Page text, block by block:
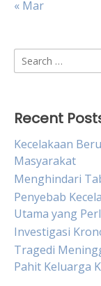
« Mar
Search
for:
Recent
Kecelakaan
Masyarakat
Menghindari
Penyebab
Utama yang
Investigasi
Tragedi
Pahit Keluarga